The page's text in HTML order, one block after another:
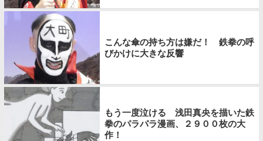
こんな傘の持ち方は嫌だ！ 鉄拳の呼
びかけに大きな反響
もう一度泣ける 浅田真央を描いた鉄
拳のパラパラ漫画、２９００枚の大
作！